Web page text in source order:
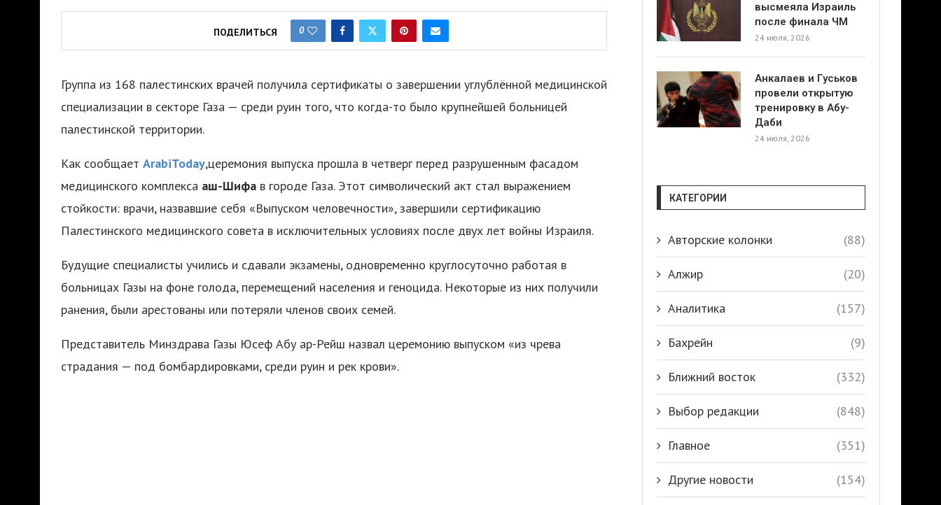
ПОДЕЛИТЬСЯ 0
Группа из 168 палестинских врачей получила сертификаты о завершении углублённой медицинской
специализации в секторе Газа — среди руин того, что когда-то было крупнейшей больницей
палестинской территории.
Как сообщает ArabiToday,церемония выпуска прошла в четверг перед разрушенным фасадом
медицинского комплекса аш-Шифа в городе Газа. Этот символический акт стал выражением
стойкости: врачи, назвавшие себя «Выпуском человечности», завершили сертификацию
Палестинского медицинского совета в исключительных условиях после двух лет войны Израиля.
Будущие специалисты учились и сдавали экзамены, одновременно круглосуточно работая в
больницах Газы на фоне голода, перемещений населения и геноцида. Некоторые из них получили
ранения, были арестованы или потеряли членов своих семей.
Представитель Минздрава Газы Юсеф Абу ар-Рейш назвал церемонию выпуском «из чрева
страдания — под бомбардировками, среди руин и рек крови».
высмеяла Израиль
после финала ЧМ
24 июля, 2026
Анкалаев и Гуськов
провели открытую
тренировку в Абу-
Даби
24 июля, 2026
КАТЕГОРИИ
Авторские колонки (88)
Алжир (20)
Аналитика (157)
Бахрейн (9)
Ближний восток (332)
Выбор редакции (848)
Главное (351)
Другие новости (154)